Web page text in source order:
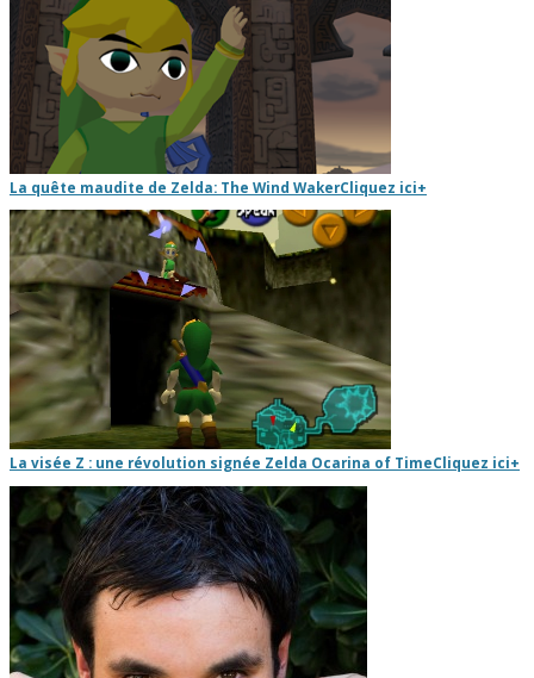
La quête maudite de Zelda: The Wind WakerCliquez ici+
La visée Z : une révolution signée Zelda Ocarina of TimeCliquez ici+